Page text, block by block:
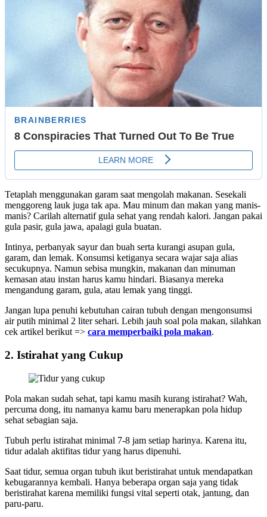
Tetaplah menggunakan garam saat mengolah makanan. Sesekali
menggoreng lauk juga tak apa. Mau minum dan makan yang manis-
manis? Carilah alternatif gula sehat yang rendah kalori. Jangan pakai
gula pasir, gula jawa, apalagi gula buatan.
Intinya, perbanyak sayur dan buah serta kurangi asupan gula,
garam, dan lemak. Konsumsi ketiganya secara wajar saja alias
secukupnya. Namun sebisa mungkin, makanan dan minuman
kemasan atau instan harus kamu hindari. Biasanya mereka
mengandung garam, gula, atau lemak yang tinggi.
Jangan lupa penuhi kebutuhan cairan tubuh dengan mengonsumsi
air putih minimal 2 liter sehari. Lebih jauh soal pola makan, silahkan
cek artikel berikut => cara memperbaiki pola makan.
2. Istirahat yang Cukup
Pola makan sudah sehat, tapi kamu masih kurang istirahat? Wah,
percuma dong, itu namanya kamu baru menerapkan pola hidup
sehat sebagian saja.
Tubuh perlu istirahat minimal 7-8 jam setiap harinya. Karena itu,
tidur adalah aktifitas tidur yang harus dipenuhi.
Saat tidur, semua organ tubuh ikut beristirahat untuk mendapatkan
kebugarannya kembali. Hanya beberapa organ saja yang tidak
beristirahat karena memiliki fungsi vital seperti otak, jantung, dan
paru-paru.